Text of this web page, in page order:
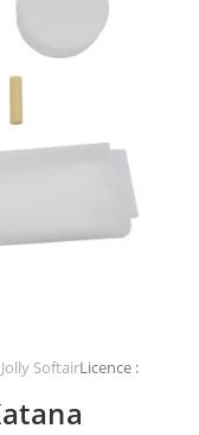
Jolly SoftairLicence :